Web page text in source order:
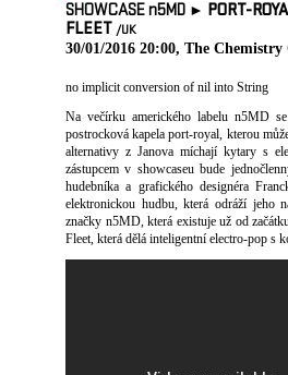
SHOWCASE n5MD ► PORT-
FLEET /UK
30/01/2016 20:00, The
no implicit conversion of nil into String
Na večírku amerického labelu n5MD
postrocková kapela port-royal, kterou
alternativy z Janova míchají kytary s
zástupcem v showcaseu bude
hudebníka a grafického designéra
elektronickou hudbu, která odráží jeho
značky n5MD, která existuje už od
Fleet, která dělá inteligentní electro-pop s